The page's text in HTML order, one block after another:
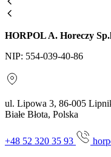
HORPOL A. Horeczy
NIP: 554-039-40-86
ul. Lipowa 3, 86-005
Białe Błota, Polska
+48 52 320 35 93